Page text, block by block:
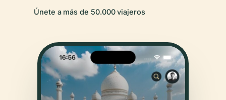
Únete a más de 50.000 viajeros